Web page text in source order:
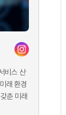
비스 산
래 환경
춘 미래